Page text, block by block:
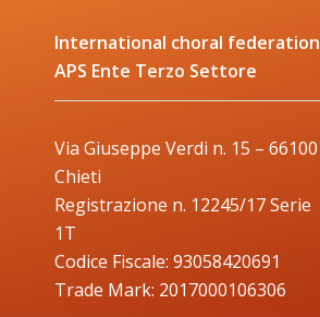
International choral federation
APS Ente Terzo Settore
Via Giuseppe Verdi n. 15 – 66100
Chieti
Registrazione n. 12245/17 Serie
1T
Codice Fiscale: 93058420691
Trade Mark: 2017000106306